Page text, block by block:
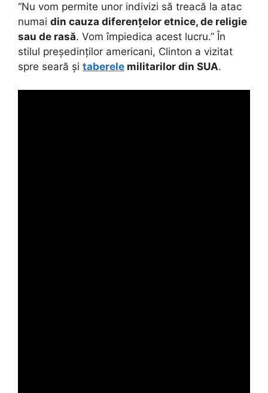
“Nu vom permite unor indivizi să treacă la atac
numai din cauza diferențelor etnice, de religie
sau de rasă. Vom împiedica acest lucru.” În
stilul președinților americani, Clinton a vizitat
spre seară și taberele militarilor din SUA.